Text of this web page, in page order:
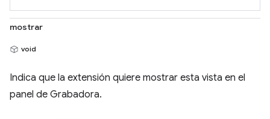
mostrar
void
Indica que la extensión quiere mostrar esta vista en el
panel de Grabadora.